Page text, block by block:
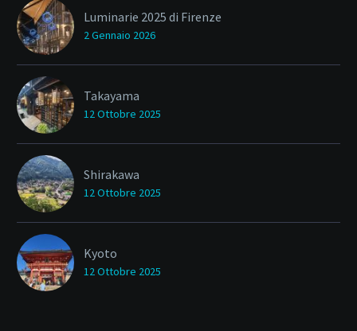
Luminarie 2025 di Firenze
2 Gennaio 2026
Takayama
12 Ottobre 2025
Shirakawa
12 Ottobre 2025
Kyoto
12 Ottobre 2025